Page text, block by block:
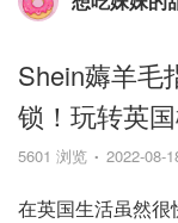
Shein薅羊毛
锁！玩转英
5601 浏览 2022-08-
在英国生活虽然